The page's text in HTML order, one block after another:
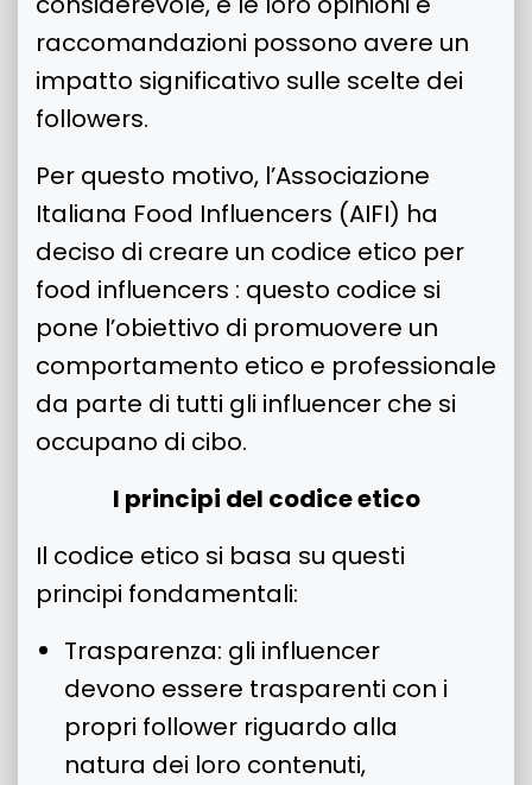
raccomandazioni possono avere un
impatto significativo sulle scelte dei
followers.
Per questo motivo, l’Associazione
Italiana Food Influencers (AIFI) ha
deciso di creare un codice etico per
food influencers : questo codice si
pone l’obiettivo di promuovere un
comportamento etico e professionale
da parte di tutti gli influencer che si
occupano di cibo.
I principi del codice etico
Il codice etico si basa su questi
principi fondamentali:
Trasparenza: gli influencer
devono essere trasparenti con i
propri follower riguardo alla
natura dei loro contenuti,